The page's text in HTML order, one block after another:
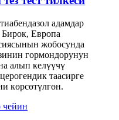
адамдар
Бирок, Европа
жобосунда
гормондорунун
алып келүүчү
таасирге
көрсөтүлгөн.
чейин